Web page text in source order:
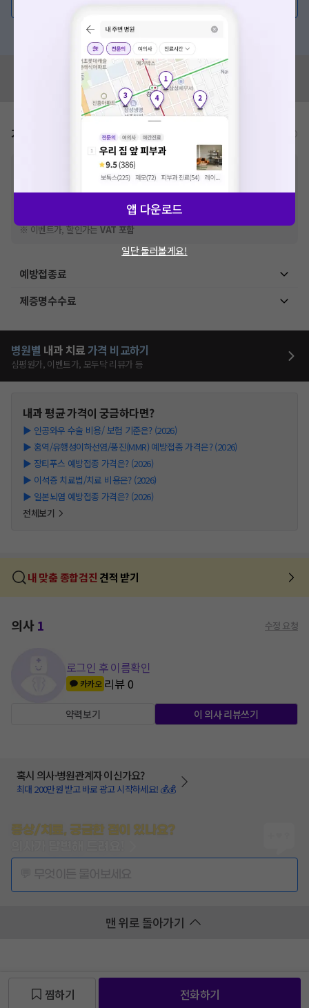
혹은, 의료상담 서비스에 다양한 게시글 보러가기
혹시 잘못된 병원정보가 있나요?
모두닥 팀에 알려주세요!
가격표
비급여 항목의 경우,추가비용 등으로 실제 가격과 상이할 수 있으니, 정확
한 가격은 해당 의료기관에 직접 문의해주세요.
※급여 항목의 경우,건강보험심사평가원에 고지되어 있는 급여 진료 기준 가
격입니다. (진료와 연관된 복합적인 비용이 추가되어, 병원마다 금액이 다르게
산정될 수 있는 점 참고 바랍니다.)
※ 이벤트가, 할인가는VAT 포함
예방접종료
제증명수수료
병원별 내과 치료가격 비교하기
심평원가, 이벤트가, 모두닥 리뷰가 등
내과평균 가격이 궁금하다면?
▶ 인공와우 수술 비용/ 보험 기준은? (2026)
▶ 홍역/유행성이하선염/풍진(MMR) 예방접종 가격은? (2026)
▶ 장티푸스 예방접종 가격은? (2026)
▶ 이석증 치료법/치료 비용은? (2026)
▶ 일본뇌염 예방접종 가격은? (2026)
전체보기
내 맞춤 종합검진 견적 받기
의사1 수정 요청
로그인 후 이름확인
카카오 리뷰0
약력보기 이 의사 리뷰쓰기
혹시 의사·병원관계자 이신가요?
최대 200만원 받고 바로 광고 시작하세요! 💰💰
증상/치료, 궁금한 점이 있나요?
맨 위로 돌아가기
찜하기 전화하기
앱 다운로드
일단 둘러볼게요!